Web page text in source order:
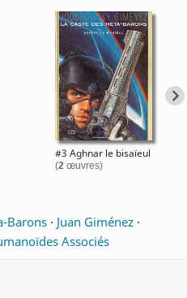
#3 Aghnar le bisaïeul
(2 œuvres)
Barons · Juan Giménez ·
Associés